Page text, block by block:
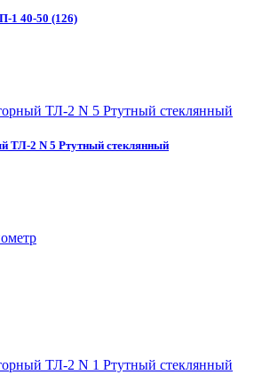
1 40-50 (126)
ТЛ-2 N 5 Ртутный стеклянный